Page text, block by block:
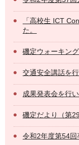
「高校生 ICT
た。
磯定ウォーキン
交通安全講話を行
成果発表会を行い
磯定だより（第
令和2年度第54回